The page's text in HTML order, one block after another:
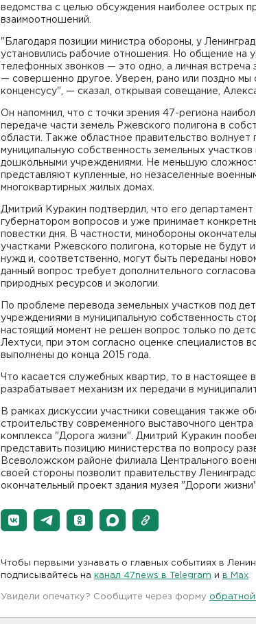
ведомства с целью обсуждения наиболее острых
взаимоотношений.
"Благодаря позиции министра обороны, у
установились рабочие отношения. Но общение на
телефонных звонков — это одно, а личная встреча
— совершенно другое. Уверен, рано или поздно мы
конценсусу", — сказал, открывая совещание,
Он напомнил, что с точки зрения 47-региона
передаче части земель Ржевского полигона в
области. Также областное правительство волнует
муниципальную собственность земельных участков
дошкольными учреждениями. Не меньшую
представляют купленные, но незаселенные
многоквартирных жилых домах.
Дмитрий Куракин подтвердил, что его
губернатором вопросов и уже принимает
повестки дня. В частности, минобороны
участками Ржевского полигона, которые не будут
нужд и, соответственно, могут быть переданы
данный вопрос требует дополнительного
природных ресурсов и экологии.
По проблеме перевода земельных участков под
учреждениями в муниципальную собственность
настоящий момент не решен вопрос только по
Лехтуси, при этом согласно оценке специалистов
выполнены до конца 2015 года.
Что касается служебных квартир, то в настоящее
разрабатывает механизм их передачи в
В рамках дискуссии участники совещания также
строительству современного выставочного
комплекса "Дорога жизни". Дмитрий Куракин
представить позицию министерства по вопросу
Всеволожском районе филиала Центрального
своей стороны позволит правительству
окончательный проект здания музея "Дороги жизни".
Чтобы первыми узнавать о главных событиях в
подписывайтесь на канал 47news в Telegram и в Maх
Увидели опечатку? Сообщите через форму обратной